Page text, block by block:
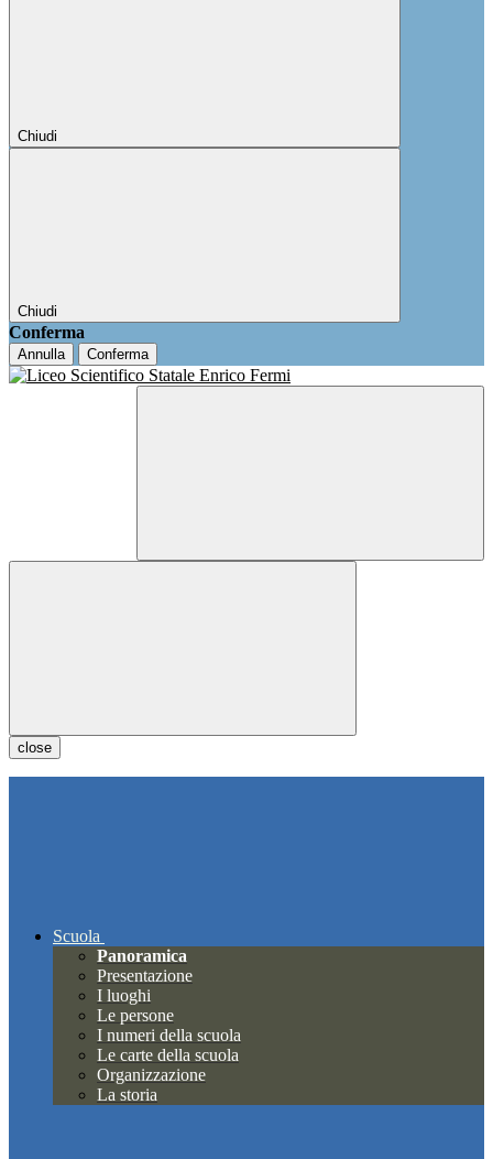
Chiudi
Chiudi
Conferma
Annulla Conferma
close
Scuola
Panoramica
Presentazione
I luoghi
Le persone
I numeri della scuola
Le carte della scuola
Organizzazione
La storia